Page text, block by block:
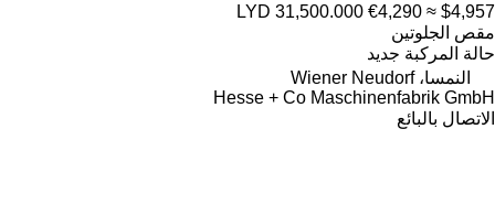
LYD 31,500.000 €4,290 ≈ $4,957
مقص الجلوتين
حالة المركبة جديد
النمسا، Wiener Neudorf
Hesse + Co Maschinenfabrik GmbH
الاتصال بالبائع